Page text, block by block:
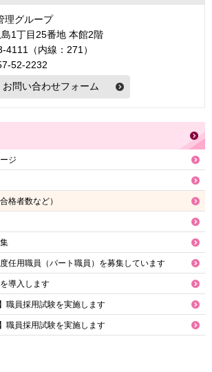
理グループ
1丁目25番地 本館2階
4111（内線：271）
52-2232
ジ
格者数など）
任用職員（パート職員）を募集しています
導入します
職員採用試験を実施します
職員採用試験を実施します